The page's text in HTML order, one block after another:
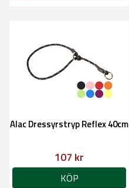
Alac Dressyrstryp Reflex 40cm
107 kr
KÖP